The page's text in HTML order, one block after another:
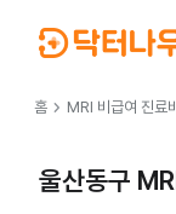
홈 chevron_right MRI 비급여 진료비
울산동구